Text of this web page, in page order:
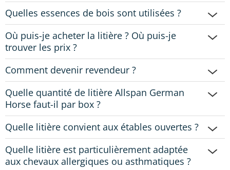
Quelles essences de bois sont utilisées ?
Où puis-je acheter la litière ? Où puis-je
trouver les prix ?
Comment devenir revendeur ?
Quelle quantité de litière Allspan German
Horse faut-il par box ?
Quelle litière convient aux étables ouvertes ?
Quelle litière est particulièrement adaptée
aux chevaux allergiques ou asthmatiques ?